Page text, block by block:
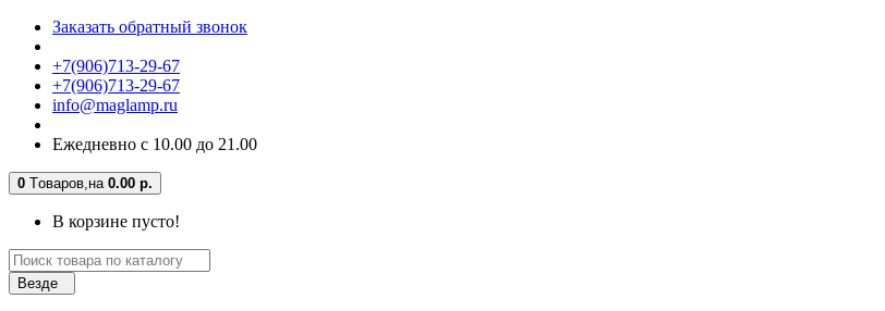
Заказать обратный звонок
+7(906)713-29-67
+7(906)713-29-67
info@maglamp.ru
Ежедневно с 10.00 до 21.00
0 Tоваров,на 0.00 р.
В корзине пусто!
Везде